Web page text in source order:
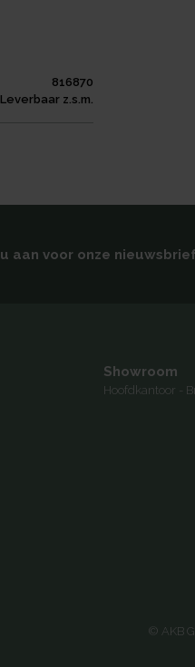
816870
Leverbaar z.s.m.
aan voor onze nieuwsbrief
Showroom
Hoofdkantoor -
© AKB